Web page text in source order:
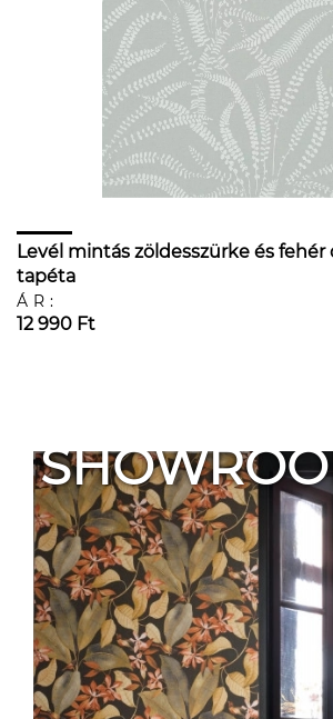
Levél mintás zöldesszürke és fehér
tapéta
ÁR:
12 990 Ft